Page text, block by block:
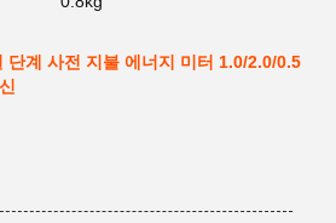
단계 사전 지불 에너지 미터 1.0/2.0/0.5